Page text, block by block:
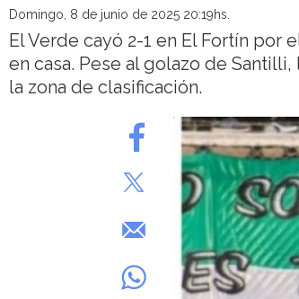
Domingo, 8 de junio de 2025 20:19hs.
El Verde cayó 2-1 en El Fortín por
en casa. Pese al golazo de
la zona de clasificación.